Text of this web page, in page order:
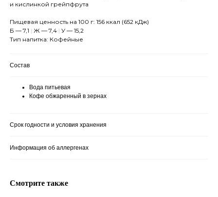
и кислинкой грейпфрута
Пищевая ценность на 100 г: 156 ккал (652 кДж)
Б — 7,1 | Ж — 7,4 | У — 15,2
Тип напитка: Кофейные
Состав
Вода питьевая
Кофе обжаренный в зернах
Срок годности и условия хранения
Информация об аллергенах
Смотрите также